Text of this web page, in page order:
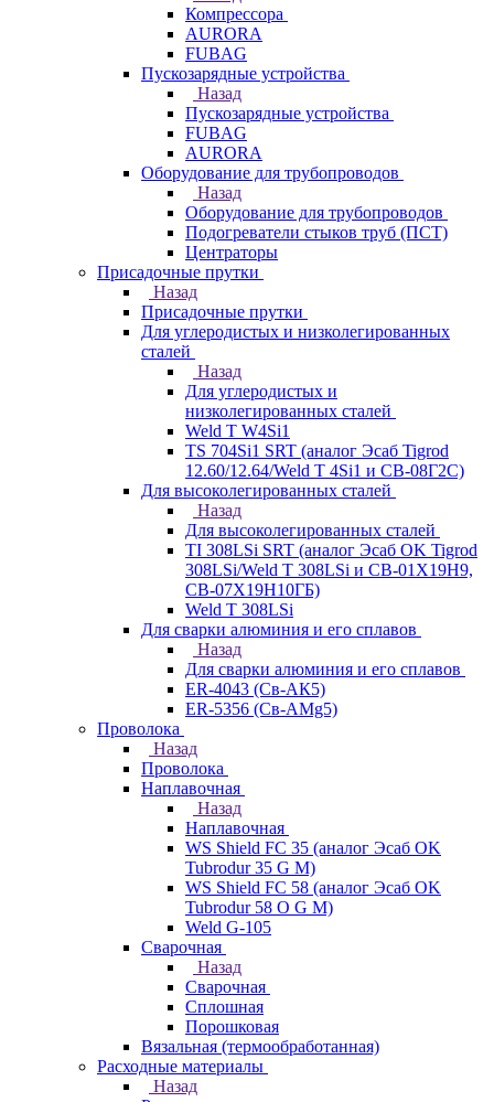
Компрессора
AURORA
FUBAG
Пускозарядные устройства
Назад
Пускозарядные устройства
FUBAG
AURORA
Оборудование для трубопроводов
Назад
Оборудование для трубопроводов
Подогреватели стыков труб (ПСТ)
Центраторы
Присадочные прутки
Назад
Присадочные прутки
Для углеродистых и низколегированных
сталей
Назад
Для углеродистых и
низколегированных сталей
Weld T W4Si1
TS 704Si1 SRT (аналог Эсаб Tigrod
12.60/12.64/Weld T 4Si1 и СВ-08Г2С)
Для высоколегированных сталей
Назад
Для высоколегированных сталей
TI 308LSi SRT (аналог Эсаб OK Tigrod
308LSi/Weld T 308LSi и СВ-01Х19Н9,
СВ-07Х19Н10ГБ)
Weld T 308LSi
Для сварки алюминия и его сплавов
Назад
Для сварки алюминия и его сплавов
ER-4043 (Св-АК5)
ER-5356 (Св-АМg5)
Проволока
Назад
Проволока
Наплавочная
Назад
Наплавочная
WS Shield FC 35 (аналог Эсаб OK
Tubrodur 35 G M)
WS Shield FC 58 (аналог Эсаб OK
Tubrodur 58 O G M)
Weld G-105
Сварочная
Назад
Сварочная
Сплошная
Порошковая
Вязальная (термообработанная)
Расходные материалы
Назад